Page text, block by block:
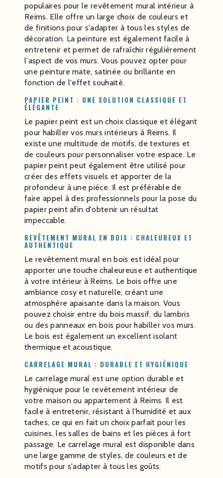
populaires pour le revêtement mural intérieur à
Reims. Elle offre un large choix de couleurs et
de finitions pour s'adapter à tous les styles de
décoration. La peinture est également facile à
entretenir et permet de rafraîchir régulièrement
l'aspect de vos murs. Vous pouvez opter pour
une peinture mate, satinée ou brillante en
fonction de l'effet souhaité.
PAPIER PEINT : UNE SOLUTION CLASSIQUE ET
ÉLÉGANTE
Le papier peint est un choix classique et élégant
pour habiller vos murs intérieurs à Reims. Il
existe une multitude de motifs, de textures et
de couleurs pour personnaliser votre espace. Le
papier peint peut également être utilisé pour
créer des effets visuels et apporter de la
profondeur à une pièce. Il est préférable de
faire appel à des professionnels pour la pose du
papier peint afin d'obtenir un résultat
impeccable.
REVÊTEMENT MURAL EN BOIS : CHALEUREUX ET
AUTHENTIQUE
Le revêtement mural en bois est idéal pour
apporter une touche chaleureuse et authentique
à votre intérieur à Reims. Le bois offre une
ambiance cosy et naturelle, créant une
atmosphère apaisante dans la maison. Vous
pouvez choisir entre du bois massif, du lambris
ou des panneaux en bois pour habiller vos murs.
Le bois est également un excellent isolant
thermique et acoustique.
CARRELAGE MURAL : DURABLE ET HYGIÉNIQUE
Le carrelage mural est une option durable et
hygiénique pour le revêtement intérieur de
votre maison ou appartement à Reims. Il est
facile à entretenir, résistant à l'humidité et aux
taches, ce qui en fait un choix parfait pour les
cuisines, les salles de bains et les pièces à fort
passage. Le carrelage mural est disponible dans
une large gamme de styles, de couleurs et de
motifs pour s'adapter à tous les goûts.